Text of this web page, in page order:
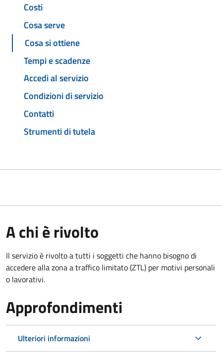
Costi
Cosa serve
Cosa si ottiene
Tempi e scadenze
Accedi al servizio
Condizioni di servizio
Contatti
Strumenti di tutela
A chi è rivolto
Il servizio è rivolto a tutti i soggetti che hanno bisogno di
accedere alla zona a traffico limitato (ZTL) per motivi personali
o lavorativi.
Approfondimenti
Ulteriori informazioni